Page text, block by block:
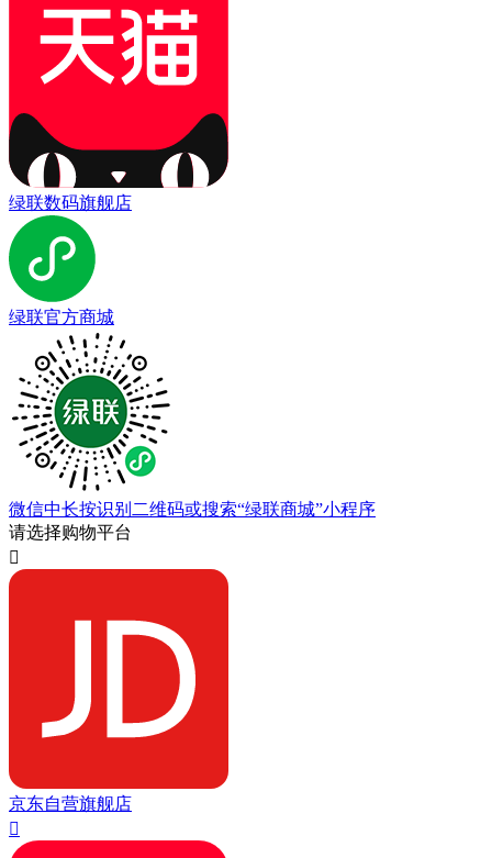
绿联数码旗舰店
绿联官方商城
微信中长按识别二维码或搜索“绿联商城”小程序
请选择购物平台

京东自营旗舰店
